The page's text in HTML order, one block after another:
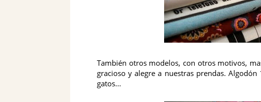
También otros modelos, con otros motivos,
gracioso y alegre a nuestras prendas.
gatos...